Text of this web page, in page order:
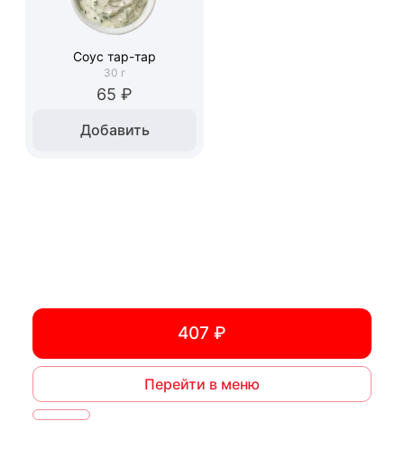
Соус тар-тар
30 г
65 ₽
Добавить
407 ₽
Перейти в меню